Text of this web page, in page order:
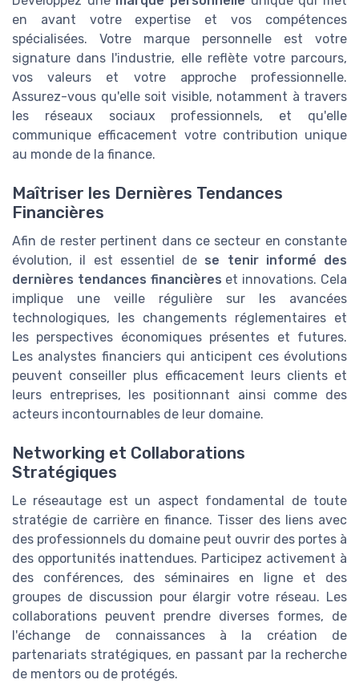
en avant votre expertise et vos compétences
spécialisées. Votre marque personnelle est votre
signature dans l'industrie, elle reflète votre parcours,
vos valeurs et votre approche professionnelle.
Assurez-vous qu'elle soit visible, notamment à travers
les réseaux sociaux professionnels, et qu'elle
communique efficacement votre contribution unique
au monde de la finance.
Maîtriser les Dernières Tendances
Financières
Afin de rester pertinent dans ce secteur en constante
évolution, il est essentiel de se tenir informé des
dernières tendances financières et innovations. Cela
implique une veille régulière sur les avancées
technologiques, les changements réglementaires et
les perspectives économiques présentes et futures.
Les analystes financiers qui anticipent ces évolutions
peuvent conseiller plus efficacement leurs clients et
leurs entreprises, les positionnant ainsi comme des
acteurs incontournables de leur domaine.
Networking et Collaborations
Stratégiques
Le réseautage est un aspect fondamental de toute
stratégie de carrière en finance. Tisser des liens avec
des professionnels du domaine peut ouvrir des portes à
des opportunités inattendues. Participez activement à
des conférences, des séminaires en ligne et des
groupes de discussion pour élargir votre réseau. Les
collaborations peuvent prendre diverses formes, de
l'échange de connaissances à la création de
partenariats stratégiques, en passant par la recherche
de mentors ou de protégés.